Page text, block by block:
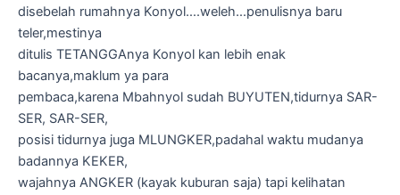
disebelah rumahnya Konyol….weleh…penulisnya baru
teler,mestinya
ditulis TETANGGAnya Konyol kan lebih enak
bacanya,maklum ya para
pembaca,karena Mbahnyol sudah BUYUTEN,tidurnya SAR-
SER, SAR-SER,
posisi tidurnya juga MLUNGKER,padahal waktu mudanya
badannya KEKER,
wajahnya ANGKER (kayak kuburan saja) tapi kelihatan